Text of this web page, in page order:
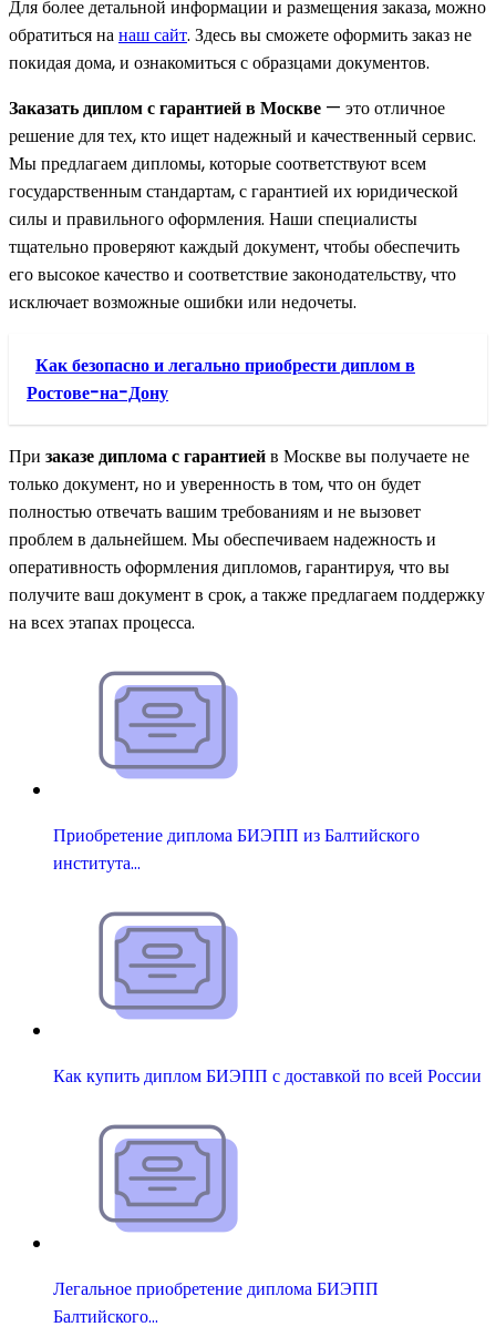
Для более детальной информации и размещения заказа, можно
обратиться нанаш сайт. Здесь вы сможете оформить заказ не
покидая дома, и ознакомиться с образцами документов.
Заказать диплом с гарантией в Москве — это отличное
решение для тех, кто ищет надежный и качественный сервис.
Мы предлагаем дипломы, которые соответствуют всем
государственным стандартам, с гарантией их юридической
силы и правильного оформления. Наши специалисты
тщательно проверяют каждый документ, чтобы обеспечить
его высокое качество и соответствие законодательству, что
исключает возможные ошибки или недочеты.
Как безопасно и легально приобрести диплом в
Ростове-на-Дону
При заказе диплома с гарантиейв Москве вы получаете не
только документ, но и уверенность в том, что он будет
полностью отвечать вашим требованиям и не вызовет
проблем в дальнейшем. Мы обеспечиваем надежность и
оперативность оформления дипломов, гарантируя, что вы
получите ваш документ в срок, а также предлагаем поддержку
на всех этапах процесса.
Приобретение диплома БИЭПП из Балтийского
института…
Как купить диплом БИЭПП с доставкой по всей России
Легальное приобретение диплома БИЭПП
Балтийского…